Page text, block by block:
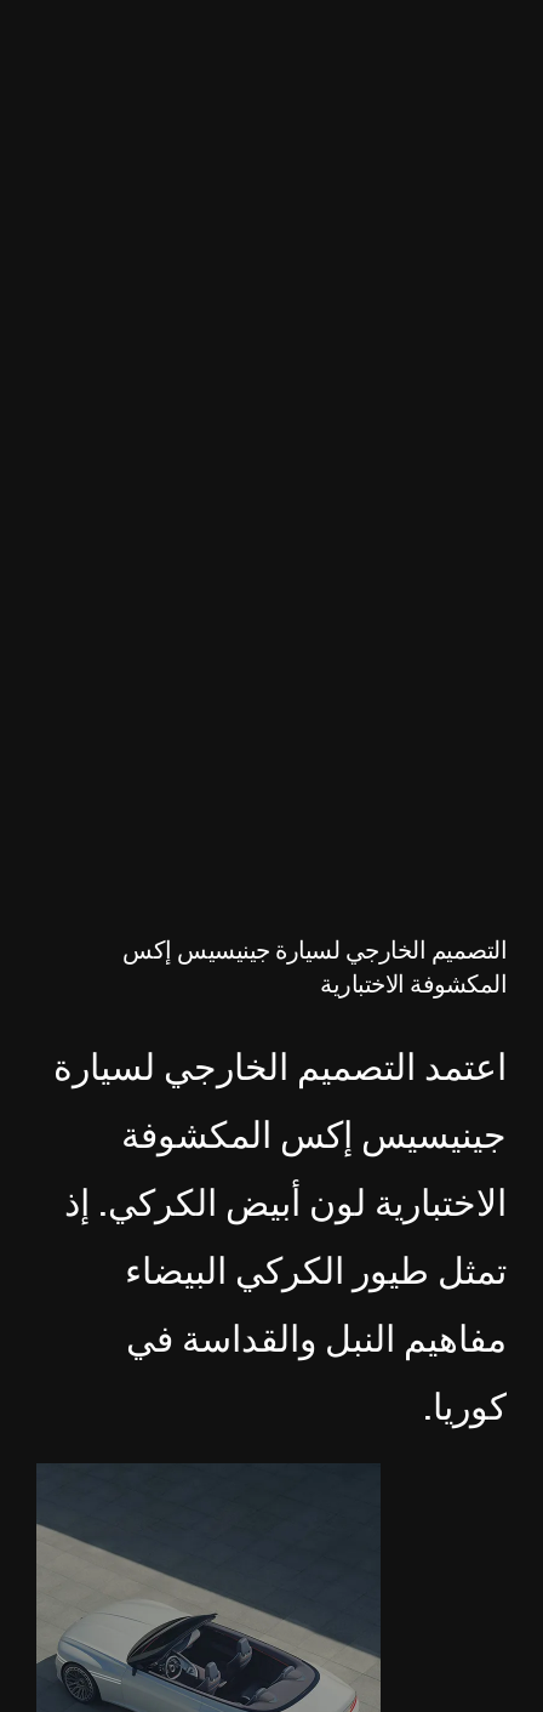
التصميم الخارجي لسيارة جينيسيس إكس
المكشوفة الاختبارية
اعتمد التصميم الخارجي لسيارة
جينيسيس إكس المكشوفة
الاختبارية لون أبيض الكركي. إذ
تمثل طيور الكركي البيضاء
مفاهيم النبل والقداسة في
كوريا.